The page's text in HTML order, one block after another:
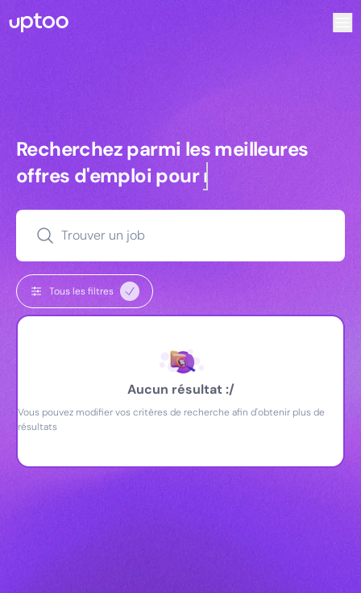
Recherchez parmi les meilleures
Recherchez parmi les meilleures
offres d'emploi pourmanagers
Trouver un job
Tous les filtres
Aucun résultat :/
Vous pouvez modifier vos critères de recherche afin d'obtenir plus de
résultats